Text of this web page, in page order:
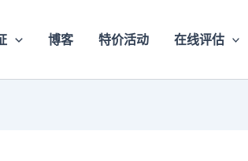
博客 特价活动 在线评估